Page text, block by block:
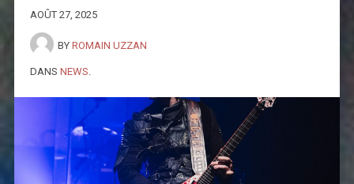
AOÛT 27, 2025
BY ROMAIN UZZAN
DANS NEWS